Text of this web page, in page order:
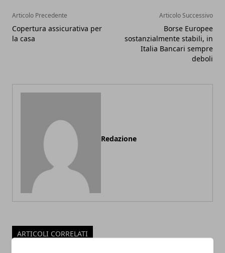
Articolo Precedente
Copertura assicurativa per
la casa
Articolo Successivo
Borse Europee
sostanzialmente stabili, in
Italia Bancari sempre
deboli
Redazione
ARTICOLI CORRELATI